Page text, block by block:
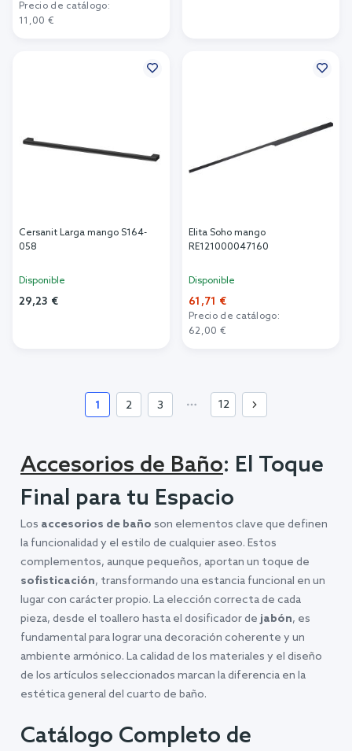
Precio de catálogo:
11,00 €
Cersanit Larga mango S164-
058
Disponible
29,23 €
Elita Soho mango
RE121000047160
Disponible
61,71 €
Precio de catálogo:
62,00 €
1 2 3 12
Accesorios de Baño: El Toque
Final para tu Espacio
Los accesorios de baño son elementos clave que definen
la funcionalidad y el estilo de cualquier aseo. Estos
complementos, aunque pequeños, aportan un toque de
sofisticación, transformando una estancia funcional en un
lugar con carácter propio. La elección correcta de cada
pieza, desde el toallero hasta el dosificador dejabón, es
fundamental para lograr una decoración coherente y un
ambiente armónico. La calidad de los materiales y el diseño
de los artículos seleccionados marcan la diferencia en la
estética general del cuarto de baño.
Catálogo Completo de